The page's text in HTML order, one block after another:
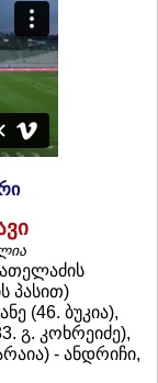
პასით)
(46. ბუკია),
გ. კოხრეიძე),
- ანდრიჩი,